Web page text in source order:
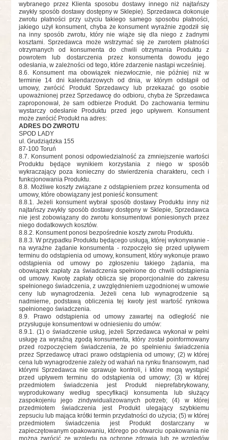
wybranego przez Klienta sposobu dostawy innego niż najtańszy
zwykły sposób dostawy dostępny w Sklepie). Sprzedawca dokonuje
zwrotu płatności przy użyciu takiego samego sposobu płatności,
jakiego użył konsument, chyba że konsument wyraźnie zgodził się
na inny sposób zwrotu, który nie wiąże się dla niego z żadnymi
kosztami. Sprzedawca może wstrzymać się ze zwrotem płatności
otrzymanych od konsumenta do chwili otrzymania Produktu z
powrotem lub dostarczenia przez konsumenta dowodu jego
odesłania, w zależności od tego, które zdarzenie nastąpi wcześniej.
8.6. Konsument ma obowiązek niezwłocznie, nie później niż w
terminie 14 dni kalendarzowych od dnia, w którym odstąpił od
umowy, zwrócić Produkt Sprzedawcy lub przekazać go osobie
upoważnionej przez Sprzedawcę do odbioru, chyba że Sprzedawca
zaproponował, że sam odbierze Produkt. Do zachowania terminu
wystarczy odesłanie Produktu przed jego upływem. Konsument
może zwrócić Produkt na adres:
ADRES DO ZWROTU
SPOD LADY
ul. Grudziądzka 155
87-100 Toruń
8.7. Konsument ponosi odpowiedzialność za zmniejszenie wartości
Produktu będące wynikiem korzystania z niego w sposób
wykraczający poza konieczny do stwierdzenia charakteru, cech i
funkcjonowania Produktu.
8.8. Możliwe koszty związane z odstąpieniem przez konsumenta od
umowy, które obowiązany jest ponieść konsument:
8.8.1. Jeżeli konsument wybrał sposób dostawy Produktu inny niż
najtańszy zwykły sposób dostawy dostępny w Sklepie, Sprzedawca
nie jest zobowiązany do zwrotu konsumentowi poniesionych przez
niego dodatkowych kosztów.
8.8.2. Konsument ponosi bezpośrednie koszty zwrotu Produktu.
8.8.3. W przypadku Produktu będącego usługą, której wykonywanie -
na wyraźne żądanie konsumenta - rozpoczęło się przed upływem
terminu do odstąpienia od umowy, konsument, który wykonuje prawo
odstąpienia od umowy po zgłoszeniu takiego żądania, ma
obowiązek zapłaty za świadczenia spełnione do chwili odstąpienia
od umowy. Kwotę zapłaty oblicza się proporcjonalnie do zakresu
spełnionego świadczenia, z uwzględnieniem uzgodnionej w umowie
ceny lub wynagrodzenia. Jeżeli cena lub wynagrodzenie są
nadmierne, podstawą obliczenia tej kwoty jest wartość rynkowa
spełnionego świadczenia.
8.9. Prawo odstąpienia od umowy zawartej na odległość nie
przysługuje konsumentowi w odniesieniu do umów:
8.9.1. (1) o świadczenie usług, jeżeli Sprzedawca wykonał w pełni
usługę za wyraźną zgodą konsumenta, który został poinformowany
przed rozpoczęciem świadczenia, że po spełnieniu świadczenia
przez Sprzedawcę utraci prawo odstąpienia od umowy; (2) w której
cena lub wynagrodzenie zależy od wahań na rynku finansowym, nad
którymi Sprzedawca nie sprawuje kontroli, i które mogą wystąpić
przed upływem terminu do odstąpienia od umowy; (3) w której
przedmiotem świadczenia jest Produkt nieprefabrykowany,
wyprodukowany według specyfikacji konsumenta lub służący
zaspokojeniu jego zindywidualizowanych potrzeb; (4) w której
przedmiotem świadczenia jest Produkt ulegający szybkiemu
zepsuciu lub mająca krótki termin przydatności do użycia; (5) w której
przedmiotem świadczenia jest Produkt dostarczany w
zapieczętowanym opakowaniu, którego po otwarciu opakowania nie
można zwrócić ze względu na ochronę zdrowia lub ze względów